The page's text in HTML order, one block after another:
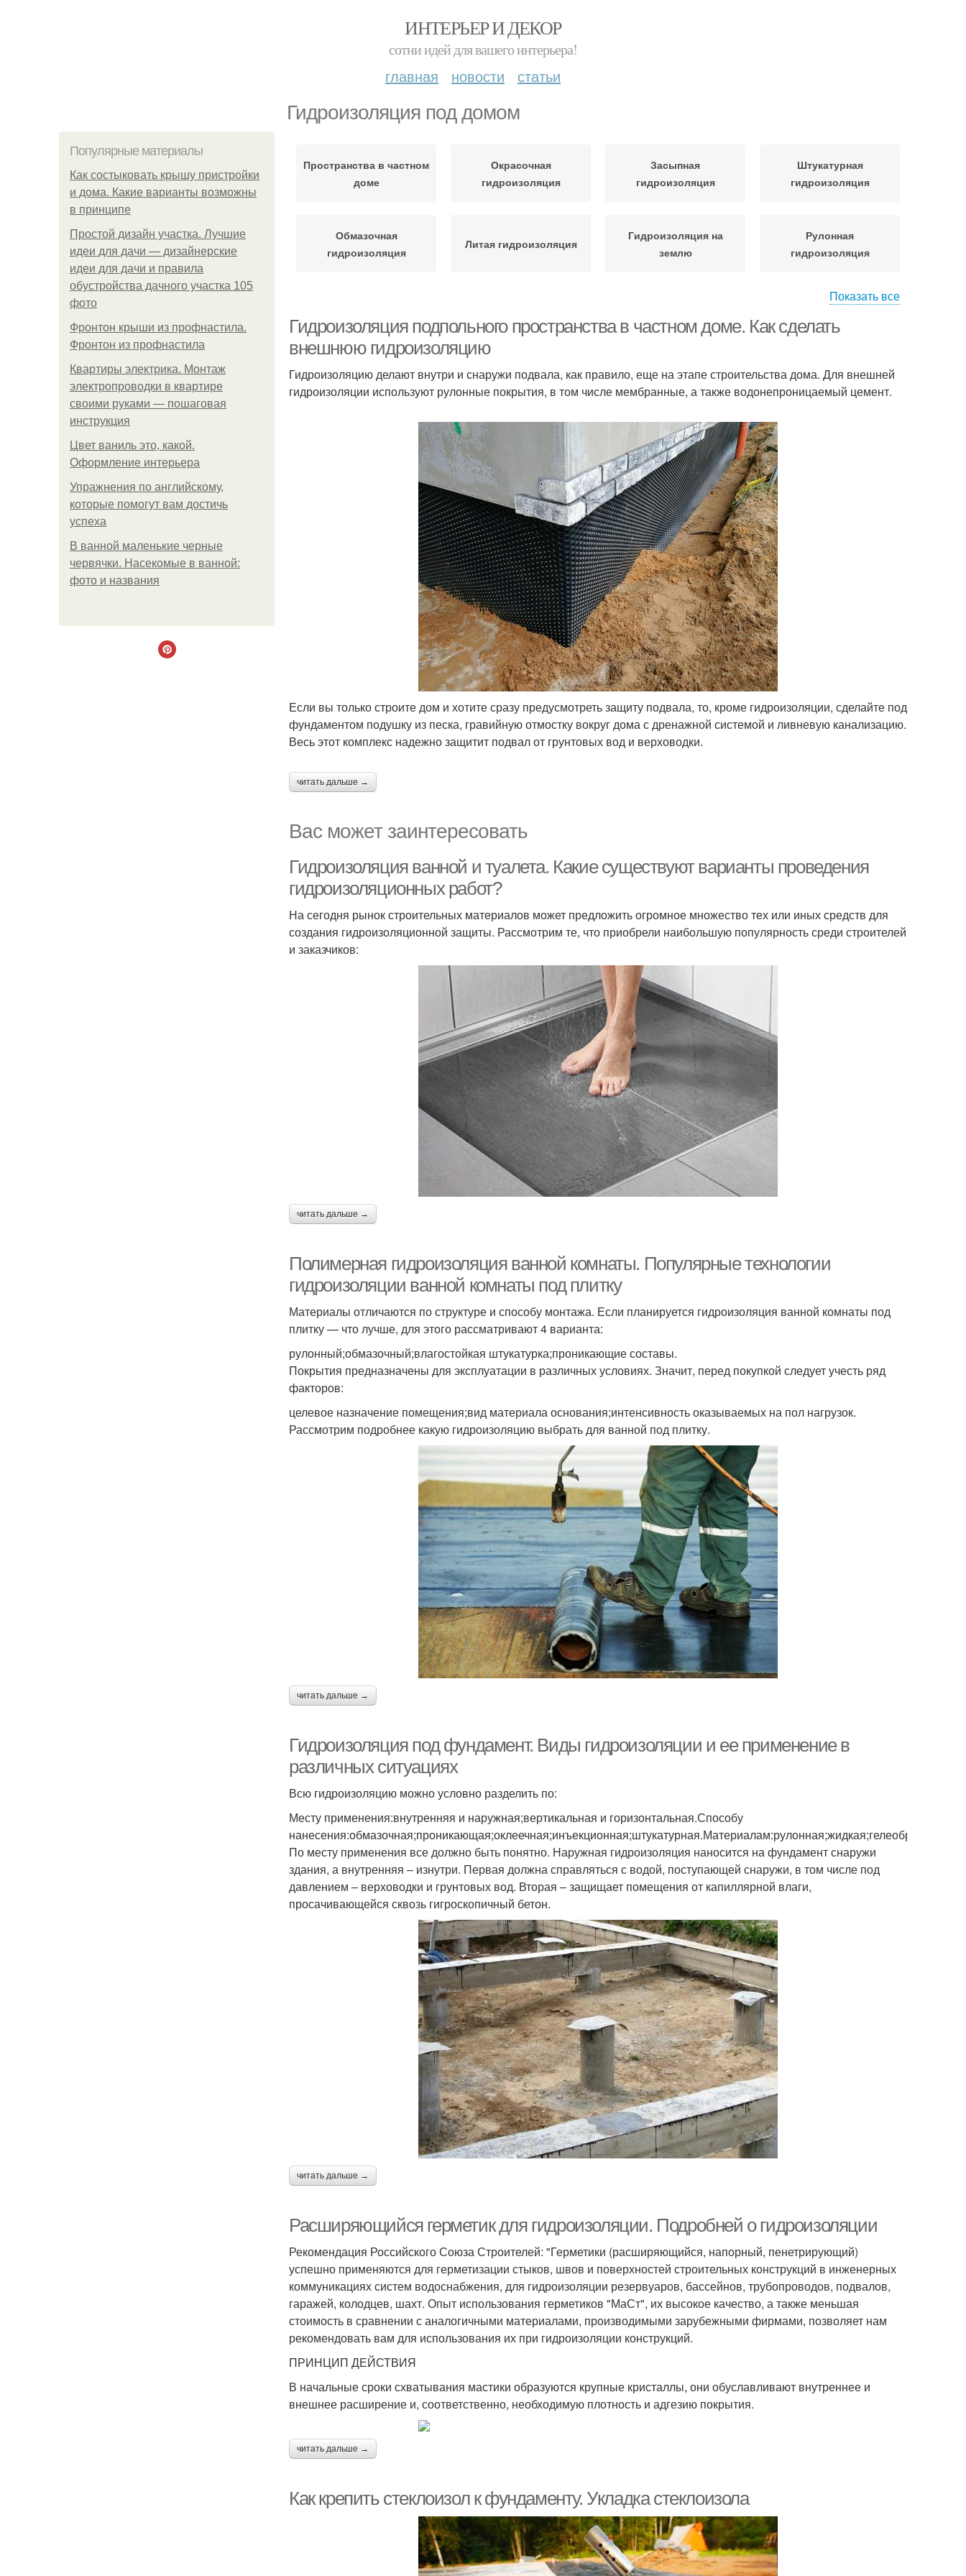
ИНТЕРЬЕР И ДЕКОР
сотни идей для вашего интерьера!
главная новости статьи
Гидроизоляция под домом
Популярные материалы
Как состыковать крышу пристройки
и дома. Какие варианты возможны
в принципе
Простой дизайн участка. Лучшие
идеи для дачи — дизайнерские
идеи для дачи и правила
обустройства дачного участка 105
фото
Фронтон крыши из профнастила.
Фронтон из профнастила
Квартиры электрика. Монтаж
электропроводки в квартире
своими руками — пошаговая
инструкция
Цвет ваниль это, какой.
Оформление интерьера
Упражнения по английскому,
которые помогут вам достичь
успеха
В ванной маленькие черные
червячки. Насекомые в ванной:
фото и названия
Пространства в частном
доме
Окрасочная
гидроизоляция
Засыпная
гидроизоляция
Штукатурная
гидроизоляция
Обмазочная
гидроизоляция
Литая гидроизоляция
Гидроизоляция на
землю
Рулонная
гидроизоляция
Показать все
Гидроизоляция подпольного пространства в частном доме. Как сделать
внешнюю гидроизоляцию
Гидроизоляцию делают внутри и снаружи подвала, как правило, еще на этапе строительства дома. Для внешней
гидроизоляции используют рулонные покрытия, в том числе мембранные, а также водонепроницаемый цемент.
Если вы только строите дом и хотите сразу предусмотреть защиту подвала, то, кроме гидроизоляции, сделайте под
фундаментом подушку из песка, гравийную отмостку вокруг дома с дренажной системой и ливневую канализацию.
Весь этот комплекс надежно защитит подвал от грунтовых вод и верховодки.
читать дальше →
Вас может заинтересовать
Гидроизоляция ванной и туалета. Какие существуют варианты проведения
гидроизоляционных работ?
На сегодня рынок строительных материалов может предложить огромное множество тех или иных средств для
создания гидроизоляционной защиты. Рассмотрим те, что приобрели наибольшую популярность среди строителей
и заказчиков:
читать дальше →
Полимерная гидроизоляция ванной комнаты. Популярные технологии
гидроизоляции ванной комнаты под плитку
Материалы отличаются по структуре и способу монтажа. Если планируется гидроизоляция ванной комнаты под
плитку — что лучше, для этого рассматривают 4 варианта:
рулонный;обмазочный;влагостойкая штукатурка;проникающие составы.
Покрытия предназначены для эксплуатации в различных условиях. Значит, перед покупкой следует учесть ряд
факторов:
целевое назначение помещения;вид материала основания;интенсивность оказываемых на пол нагрузок.
Рассмотрим подробнее какую гидроизоляцию выбрать для ванной под плитку.
читать дальше →
Гидроизоляция под фундамент. Виды гидроизоляции и ее применение в
различных ситуациях
Всю гидроизоляцию можно условно разделить по:
Месту применения:внутренняя и наружная;вертикальная и горизонтальная.Способу
нанесения:обмазочная;проникающая;оклеечная;инъекционная;штукатурная.Материалам:рулонная;жидкая;гелеобразная.
По месту применения все должно быть понятно. Наружная гидроизоляция наносится на фундамент снаружи
здания, а внутренняя – изнутри. Первая должна справляться с водой, поступающей снаружи, в том числе под
давлением – верховодки и грунтовых вод. Вторая – защищает помещения от капиллярной влаги,
просачивающейся сквозь гигроскопичный бетон.
читать дальше →
Расширяющийся герметик для гидроизоляции. Подробней о гидроизоляции
Рекомендация Российского Союза Строителей: "Герметики (расширяющийся, напорный, пенетрирующий)
успешно применяются для герметизации стыков, швов и поверхностей строительных конструкций в инженерных
коммуникациях систем водоснабжения, для гидроизоляции резервуаров, бассейнов, трубопроводов, подвалов,
гаражей, колодцев, шахт. Опыт использования герметиков "МаСт", их высокое качество, а также меньшая
стоимость в сравнении с аналогичными материалами, производимыми зарубежными фирмами, позволяет нам
рекомендовать вам для использования их при гидроизоляции конструкций.
ПРИНЦИП ДЕЙСТВИЯ
В начальные сроки схватывания мастики образуются крупные кристаллы, они обуславливают внутреннее и
внешнее расширение и, соответственно, необходимую плотность и адгезию покрытия.
читать дальше →
Как крепить стеклоизол к фундаменту. Укладка стеклоизола